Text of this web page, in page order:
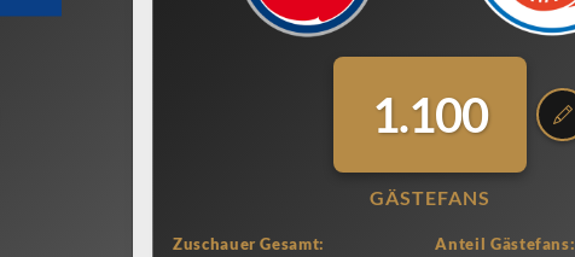
1.100
GÄSTEFANS
Zuschauer Gesamt:
Anteil Gästefans: